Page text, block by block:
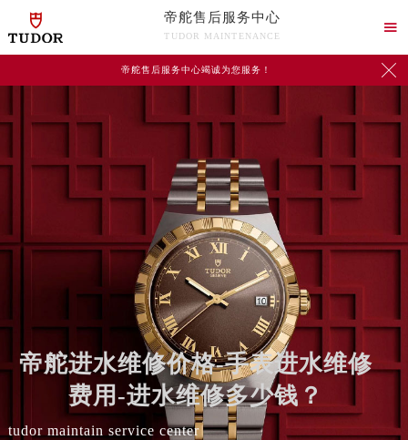
帝舵售后服务中心
TUDOR MAINTENANCE

帝舵售后服务中心竭诚为您服务！ 
帝舵进水维修价格-手表进水维修
费用-进水维修多少钱？
tudor maintain service center